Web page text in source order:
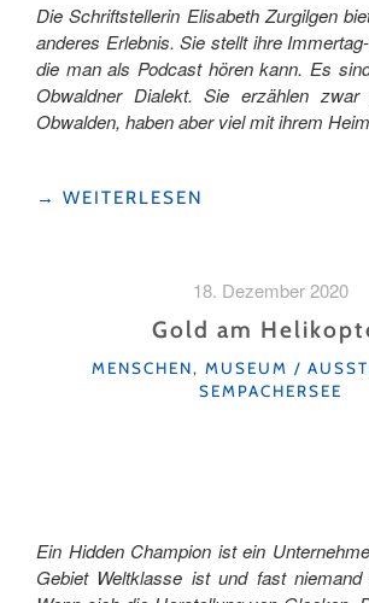
Die Schriftstellerin Elisabeth Zurgilgen
anderes Erlebnis. Sie stellt ihre
die man als Podcast hören kann. Es
Obwaldner Dialekt. Sie erzählen
Obwalden, haben aber viel mit ihrem
"EIN
ANFAHRTSWEG"
→ WEITERLESEN
18. Dezember 2020
Gold am
KATEGORIEN
MENSCHEN, MUSEUM /
SEMPACHERSEE
Ein Hidden Champion ist ein
Gebiet Weltklasse ist und fast